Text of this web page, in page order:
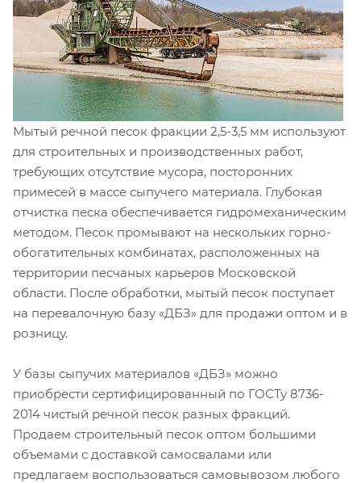
Мытый речной песок фракции 2,5-3,5 мм используют
для строительных и производственных работ,
требующих отсутствие мусора, посторонних
примесей в массе сыпучего материала. Глубокая
отчистка песка обеспечивается гидромеханическим
методом. Песок промывают на нескольких горно-
обогатительных комбинатах, расположенных на
территории песчаных карьеров Московской
области. После обработки, мытый песок поступает
на перевалочную базу «ДБЗ» для продажи оптом и в
розницу.
У базы сыпучих материалов «ДБЗ» можно
приобрести сертифицированный по ГОСТу 8736-
2014 чистый речной песок разных фракций.
Продаем строительный песок оптом большими
объемами с доставкой самосвалами или
предлагаем воспользоваться самовывозом любого